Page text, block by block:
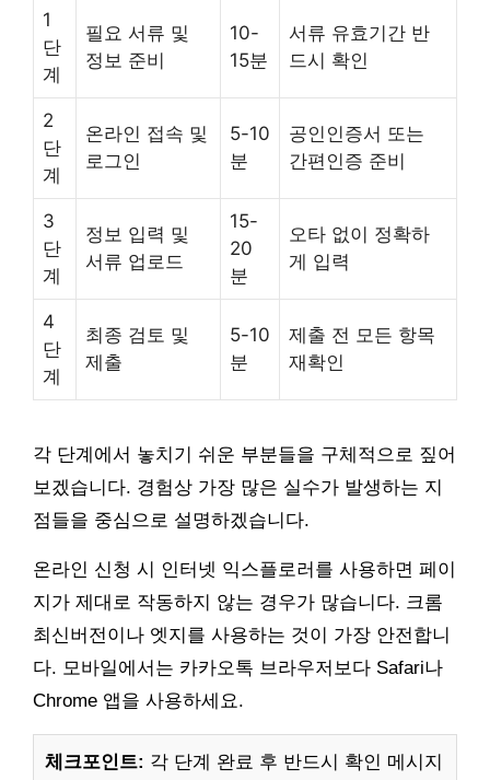
1
단
계
필요 서류 및
정보 준비
10-
15분
서류 유효기간 반
드시 확인
2
단
계
온라인 접속 및
로그인
5-10
분
공인인증서 또는
간편인증 준비
3
단
계
정보 입력 및
서류 업로드
15-
20
분
오타 없이 정확하
게 입력
4
단
계
최종 검토 및
제출
5-10
분
제출 전 모든 항목
재확인
각 단계에서 놓치기 쉬운 부분들을 구체적으로 짚어
보겠습니다. 경험상 가장 많은 실수가 발생하는 지
점들을 중심으로 설명하겠습니다.
온라인 신청 시 인터넷 익스플로러를 사용하면 페이
지가 제대로 작동하지 않는 경우가 많습니다. 크롬
최신버전이나 엣지를 사용하는 것이 가장 안전합니
다. 모바일에서는 카카오톡 브라우저보다 Safari나
Chrome 앱을 사용하세요.
체크포인트: 각 단계 완료 후 반드시 확인 메시지